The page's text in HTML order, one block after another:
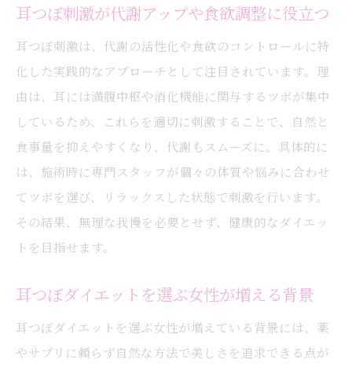
耳つぼ刺激が代謝アップや食欲調整に役立つ
耳つぼ刺激は、代謝の活性化や食欲のコントロールに特
化した実践的なアプローチとして注目されています。理
由は、耳には満腹中枢や消化機能に関与するツボが集中
しているため、これらを適切に刺激することで、自然と
食事量を抑えやすくなり、代謝もスムーズに。具体的に
は、施術時に専門スタッフが個々の体質や悩みに合わせ
てツボを選び、リラックスした状態で刺激を行います。
その結果、無理な我慢を必要とせず、健康的なダイエッ
トを目指せます。
耳つぼダイエットを選ぶ女性が増える背景
耳つぼダイエットを選ぶ女性が増えている背景には、薬
やサプリに頼らず自然な方法で美しさを追求できる点が